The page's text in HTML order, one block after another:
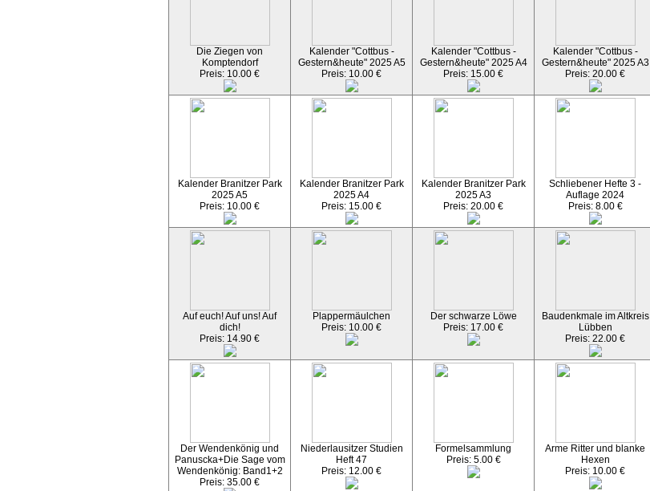
Die Ziegen von
Komptendorf
Preis: 10.00 €
Kalender "Cottbus -
Gestern&heute" 2025 A5
Preis: 10.00 €
Kalender "Cottbus -
Gestern&heute" 2025 A4
Preis: 15.00 €
Kalender "Cottbus -
Gestern&heute" 2025 A3
Preis: 20.00 €
Kalender Branitzer Park
2025 A5
Preis: 10.00 €
Kalender Branitzer Park
2025 A4
Preis: 15.00 €
Kalender Branitzer Park
2025 A3
Preis: 20.00 €
Schliebener Hefte 3 -
Auflage 2024
Preis: 8.00 €
Auf euch! Auf uns! Auf
dich!
Preis: 14.90 €
Plappermäulchen
Preis: 10.00 €
Der schwarze Löwe
Preis: 17.00 €
Baudenkmale im Altkreis
Lübben
Preis: 22.00 €
Der Wendenkönig und
Panuscka+Die Sage vom
Wendenkönig: Band1+2
Preis: 35.00 €
Niederlausitzer Studien
Heft 47
Preis: 12.00 €
Formelsammlung
Preis: 5.00 €
Arme Ritter und blanke
Hexen
Preis: 10.00 €